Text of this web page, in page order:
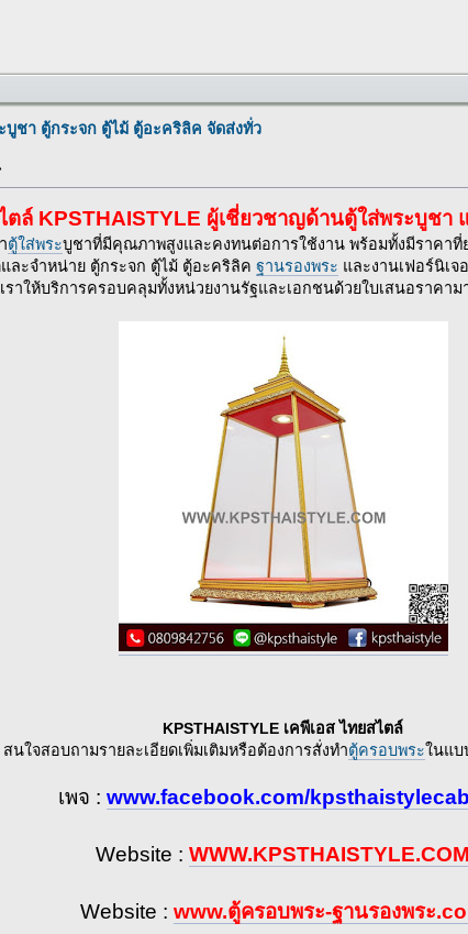
บูชา ตู้กระจก ตู้ไม้ ตู้อะคริลิค จัดส่งทั่ว
ตล์ KPSTHAISTYLE ผู้เชี่ยวชาญด้านตู้ใส่พระบูชา
ตู้ใส่พระบูชาที่มีคุณภาพสูงและคงทนต่อการใช้งาน พร้อมทั้งมีราคาที่
และจำหน่าย ตู้กระจก ตู้ไม้ ตู้อะคริลิคฐานรองพระ และงานเฟอร์นิเ
ราให้บริการครอบคลุมทั้งหน่วยงานรัฐและเอกชนด้วยใบเสนอราคา
KPSTHAISTYLE เคพีเอส ไทยสไตล์
สนใจสอบถามรายละเอียดเพิ่มเติมหรือต้องการสั่งทำตู้ครอบพระในแบ
เพจ :www.facebook.com/
Website :WWW.KPSTHAISTYLE.COM
Website :www.ตู้ครอบพระ-ฐานรองพระ